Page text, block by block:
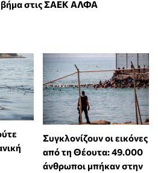
βήμα στις ΣΑΕΚ ΑΛΦΑ
Συγκλονίζουν οι εικόνες
από τη Θέουτα: 49.000
άνθρωποι μπήκαν στην